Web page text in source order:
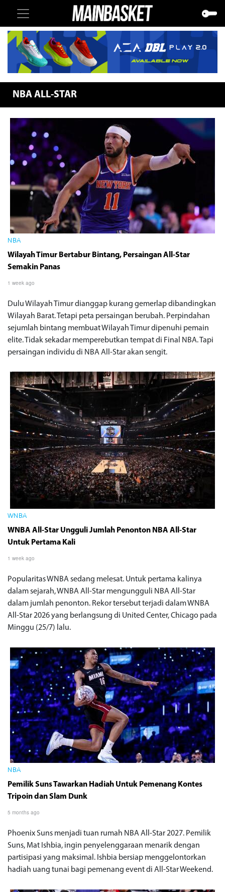
NBA ALL-STAR
NBA
Wilayah Timur Bertabur Bintang, Persaingan All-Star
Semakin Panas
1 week ago
Dulu Wilayah Timur dianggap kurang gemerlap dibandingkan
Wilayah Barat. Tetapi peta persaingan berubah. Perpindahan
sejumlah bintang membuat Wilayah Timur dipenuhi pemain
elite. Tidak sekadar memperebutkan tempat di Final NBA. Tapi
persaingan individu di NBA All-Star akan sengit.
WNBA
WNBA All-Star Ungguli Jumlah Penonton NBA All-Star
Untuk Pertama Kali
1 week ago
Popularitas WNBA sedang melesat. Untuk pertama kalinya
dalam sejarah, WNBA All-Star mengungguli NBA All-Star
dalam jumlah penonton. Rekor tersebut terjadi dalam WNBA
All-Star 2026 yang berlangsung di United Center, Chicago pada
Minggu (25/7) lalu.
NBA
Pemilik Suns Tawarkan Hadiah Untuk Pemenang Kontes
Tripoin dan Slam Dunk
5 months ago
Phoenix Suns menjadi tuan rumah NBA All-Star 2027. Pemilik
Suns, Mat Ishbia, ingin penyelenggaraan menarik dengan
partisipasi yang maksimal. Ishbia bersiap menggelontorkan
hadiah uang tunai bagi pemenang event di All-Star Weekend.